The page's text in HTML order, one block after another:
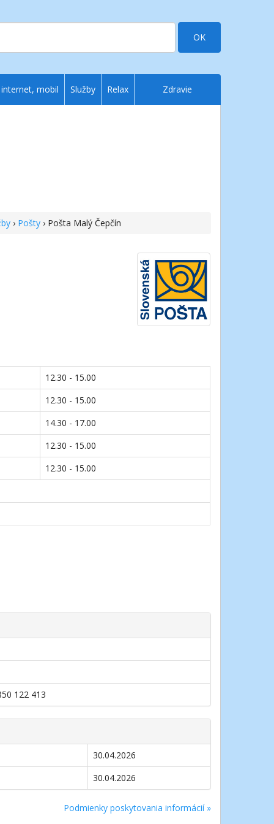
OK
› Pošty › Pošta Malý Čepčín
12.30 - 15.00
12.30 - 15.00
14.30 - 17.00
12.30 - 15.00
12.30 - 15.00
122 413
30.04.2026
30.04.2026
Podmienky poskytovania informácií »
internet, mobil Služby Relax Zdravie